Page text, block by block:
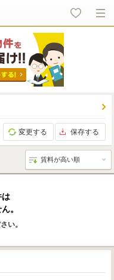
変更する 保存する
は
。
い。